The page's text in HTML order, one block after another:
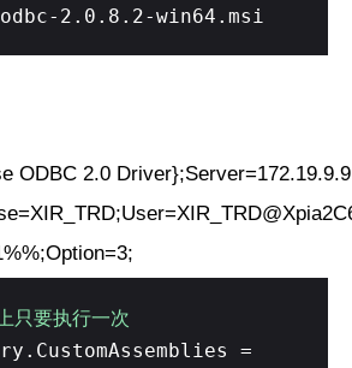
2.0.8.2-win64.msi
ODBC 2.0
只要执行一次
=